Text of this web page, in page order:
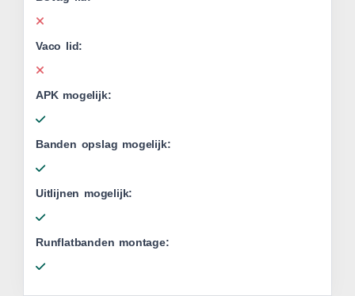
Vaco lid:
APK mogelijk:
Banden opslag mogelijk:
Uitlijnen mogelijk:
Runflatbanden montage: